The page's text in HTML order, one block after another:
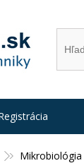
Mikrobiológia